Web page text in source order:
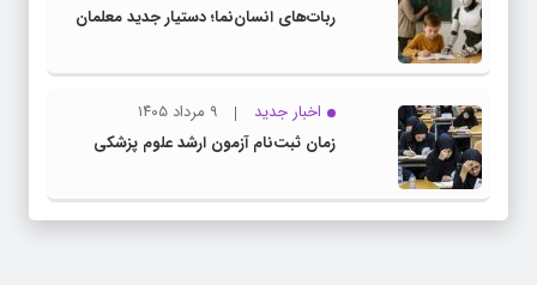
ربات‌های انسان‌نما؛ دستیار جدید معلمان
اخبار جدید
۹ مرداد ۱۴۰۵
زمان ثبت‌نام آزمون ارشد علوم پزشکی